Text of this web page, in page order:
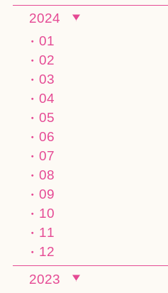
2024
01
02
03
04
05
06
07
08
09
10
11
12
2023